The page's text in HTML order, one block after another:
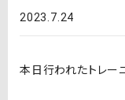
2023.7.24
本日行われたトレー